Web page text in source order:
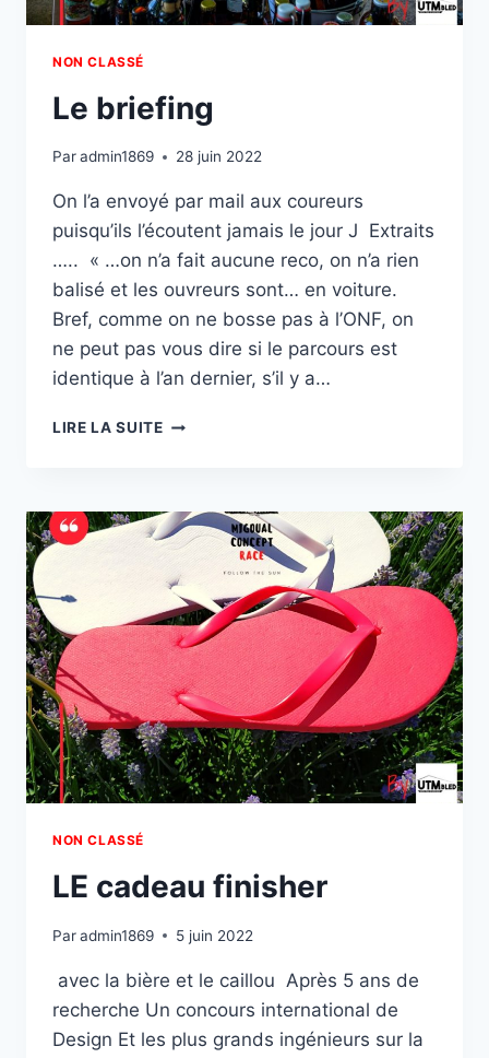
NON CLASSÉ
Le briefing
Paradmin1869 28 juin 2022
On l’a envoyé par mail aux coureurs
puisqu’ils l’écoutent jamais le jour J Extraits
….. « …on n’a fait aucune reco, on n’a rien
balisé et les ouvreurs sont… en voiture.
Bref, comme on ne bosse pas à l’ONF, on
ne peut pas vous dire si le parcours est
identique à l’an dernier, s’il y a…
LIRE LA SUITELE
NON CLASSÉ
LE cadeau finisher
Paradmin1869 5 juin 2022
avec la bière et le caillou Après 5 ans de
recherche Un concours international de
Design Et les plus grands ingénieurs sur la